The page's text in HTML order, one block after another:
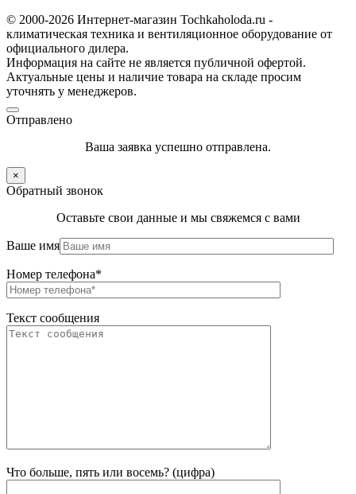
© 2000-2026 Интернет-магазин Tochkaholoda.ru -
климатическая техника и вентиляционное оборудование от
официального дилера.
Информация на сайте не является публичной офертой.
Актуальные цены и наличие товара на складе просим
уточнять у менеджеров.
Отправлено
Ваша заявка успешно отправлена.
×
Обратный звонок
Оставьте свои данные и мы свяжемся с вами
Ваше имя
Номер телефона*
Текст сообщения
Что больше, пять или восемь? (цифра)